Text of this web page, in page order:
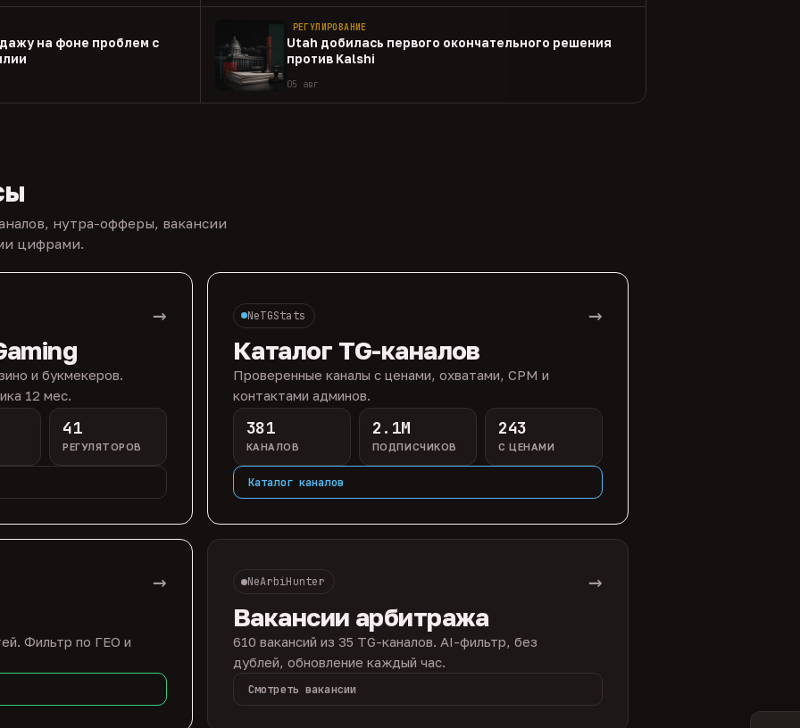
на фоне проблем с
РЕГУЛИРОВАНИЕ
Utah добилась первого окончательного решения
против Kalshi
05 авг
нутра-офферы, вакансии
цифрами.
→
и букмекеров.
12 мес.
41
РЕГУЛЯТОРОВ
NeTGStats →
Каталог TG-каналов
Проверенные каналы с ценами, охватами, CPM и
контактами админов.
381
КАНАЛОВ
2.1M
ПОДПИСЧИКОВ
243
С ЦЕНАМИ
Каталог каналов
→
Фильтр по ГЕО и
NeArbiHunter →
Вакансии арбитража
610 вакансий из 35 TG-каналов. AI-фильтр, без
дублей, обновление каждый час.
Смотреть вакансии